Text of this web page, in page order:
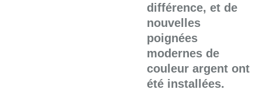
différence, et de
nouvelles
poignées
modernes de
couleur argent ont
été installées.